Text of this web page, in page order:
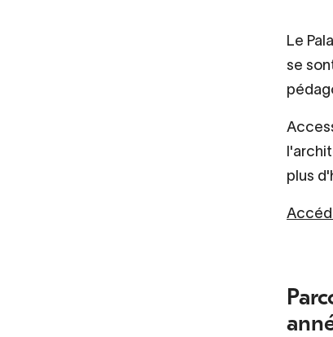
Le
se
plus